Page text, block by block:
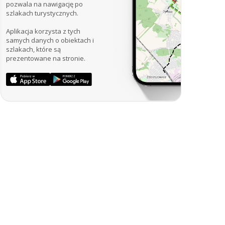
pozwala na nawigację po
szlakach turystycznych.
Aplikacja korzysta z tych
samych danych o obiektach i
szlakach, które są
prezentowane na stronie.